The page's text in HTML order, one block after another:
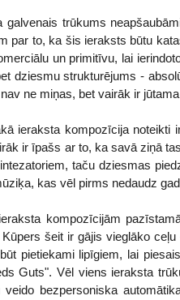
galvenais trūkums
par to, ka šis ieraksts būtu
un primitīvu, lai
dziesmu strukturējums -
ne miņas, bet vairāk ir
ieraksta kompozīcija
ir īpašs ar to, ka savā ziņā
taču dziesmas
kas vēl pirms nedaudz
kompozīcijām
šeit ir gājis vieglāko
pietiekami lipīgiem, lai
Guts". Vēl viens ieraksta
veido bezpersoniska